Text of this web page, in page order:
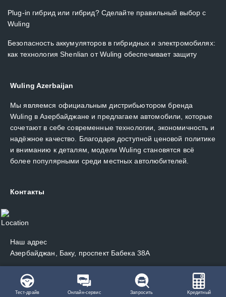
Plug-in гибрид или гибрид? Сделайте правильный выбор с
Wuling
Безопасность аккумуляторов в гибридных и электромобилях:
как технология Shenlian от Wuling обеспечивает защиту
Wuling Azerbaijan
Мы являемся официальным дистрибьютором бренда
Wuling в Азербайджане и предлагаем автомобили, которые
сочетают в себе современные технологии, экономичность и
надёжное качество. Благодаря доступной ценовой политике
и вниманию к деталям, модели Wuling становятся всё
более популярными среди местных автолюбителей.
Контакты
Наш адрес
Азербайджан, Баку, проспект Бабека 38А
Телефонные номера:
+994102327712
Тест-драйв Онлайн-сервис Запросить Kредитный